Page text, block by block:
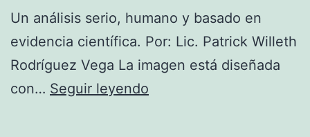
Un análisis serio, humano y basado en
evidencia científica. Por: Lic. Patrick Willeth
Rodríguez Vega La imagen está diseñada
con… Seguir leyendo